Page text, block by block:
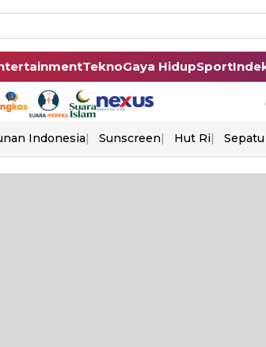
TeknoGaya HidupSport
Indonesia Sunscreen Hut Ri